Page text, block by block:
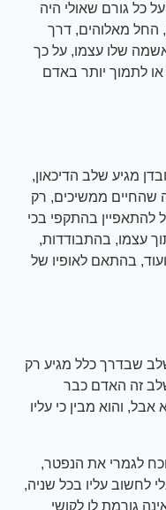
כל גורם שאולי היה
החל מאלוהים, דרך
שלו עצמו, על כך
או לתמוך יותר באדם
מגיע שלב הדיכאון,
שהחיים ממשיכים, רק
להתאפיין בהתקפי בכי
עצמו, בהתבודדות,
בהתאם לאופיו של
שבדרך כלל מגיע רק
זה האדם כבר
והוא מבין כי עליו
לגמרי את הנפטר,
לחשוב עליו בכל שניה,
גורמת לו לקושי